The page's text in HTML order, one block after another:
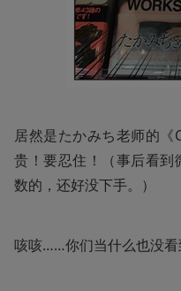
居然是たかみち老师的
贵！要忍住！（事后看
数的，还好没下手。）
咳咳……你们当什么也没看